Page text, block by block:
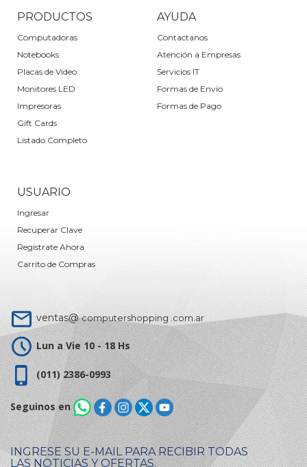
PRODUCTOS
Computadoras
Notebooks
Placas de Video
Monitores LED
Impresoras
Gift Cards
Listado Completo
AYUDA
Contactanos
Atención a Empresas
Servicios IT
Formas de Envío
Formas de Pago
USUARIO
Ingresar
Recuperar Clave
Registrate Ahora
Carrito de Compras
ventas@computershopping .com.ar
Lun a Vie 10 - 18 Hs
(011) 2386-0993
Seguinos en
INGRESE SU E-MAIL PARA RECIBIR TODAS
LAS NOTICIAS Y OFERTAS.